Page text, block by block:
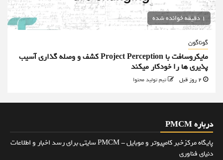
1 دقیقه خوانده شده
گوناگون
مایکروسافت با Project Perception کشف و وصله گذاری آسیب
پذیری ها را خودکار میکند
تیم تولید محتوا
درباره PMCM
پایگاه مرکزخبر کامپیوتر و موبایل - PMCM سایتی برای رسد اخبار و اطلاعات
دنیای فناوری